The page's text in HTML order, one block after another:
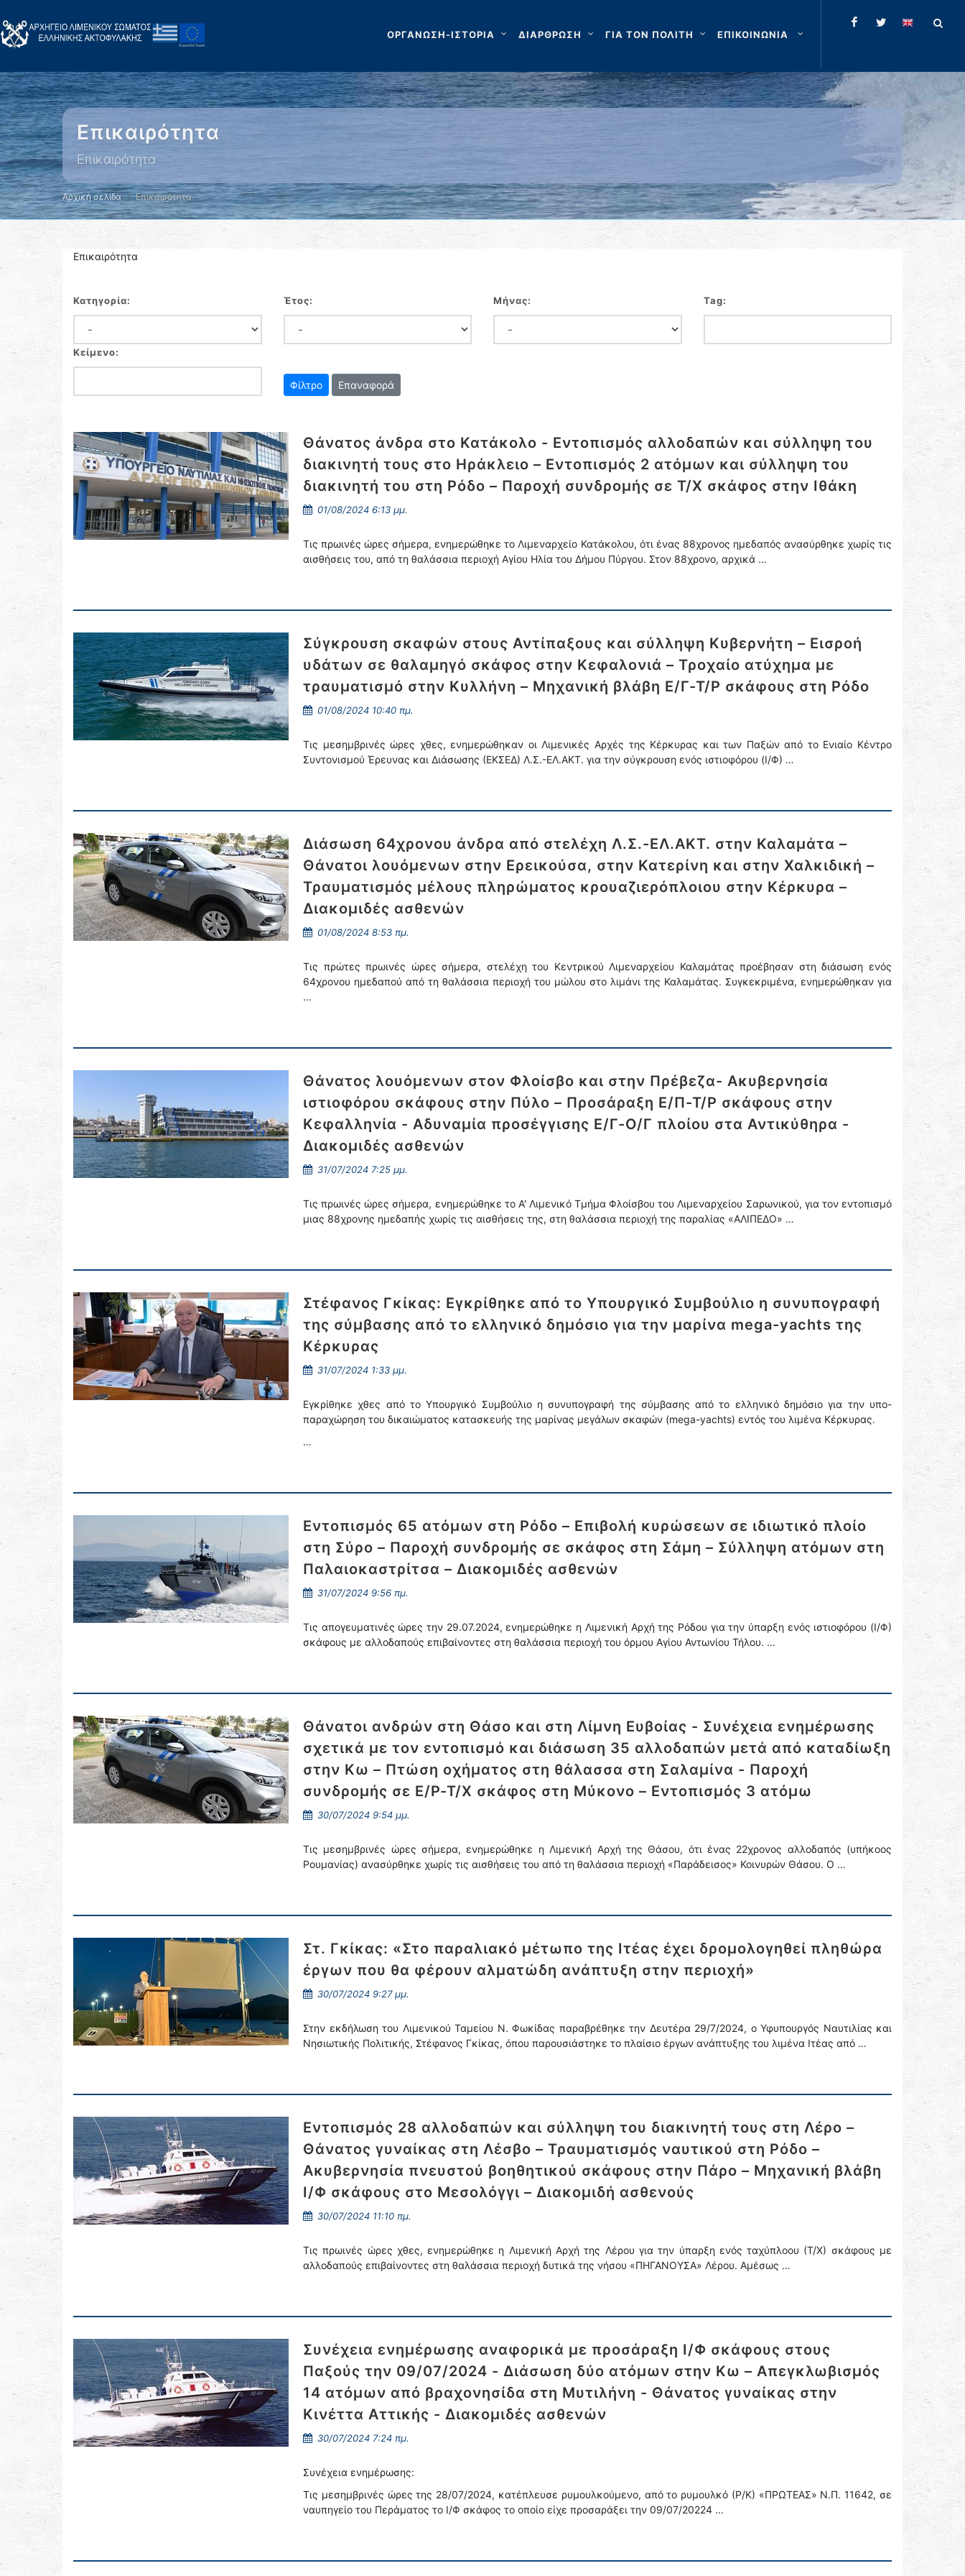
ΟΡΓΑΝΩΣΗ-ΙΣΤΟΡΙΑ ΔΙΑΡΘΡΩΣΗ ΓΙΑ ΤΟΝ ΠΟΛΙΤΗ ΕΠΙΚΟΙΝΩΝΙΑ
Επικαιρότητα
Επικαιρότητα
Αρχική σελίδα Επικαιρότητα
Επικαιρότητα
Κατηγορία: Έτος: Μήνας: Tag:
Κείμενο:
Επαναφορά
Θάνατος άνδρα στο Κατάκολο - Εντοπισμός αλλοδαπών και σύλληψη του
διακινητή τους στο Ηράκλειο – Εντοπισμός 2 ατόμων και σύλληψη του
διακινητή του στη Ρόδο – Παροχή συνδρομής σε Τ/Χ σκάφος στην Ιθάκη
01/08/2024 6:13 μμ.
Τις πρωινές ώρες σήμερα, ενημερώθηκε το Λιμεναρχείο Κατάκολου, ότι ένας 88χρονος ημεδαπός ανασύρθηκε χωρίς τις
αισθήσεις του, από τη θαλάσσια περιοχή Αγίου Ηλία του Δήμου Πύργου. Στον 88χρονο, αρχικά …
Σύγκρουση σκαφών στους Αντίπαξους και σύλληψη Κυβερνήτη – Εισροή
υδάτων σε θαλαμηγό σκάφος στην Κεφαλονιά – Τροχαίο ατύχημα με
τραυματισμό στην Κυλλήνη – Μηχανική βλάβη Ε/Γ-Τ/Ρ σκάφους στη Ρόδο
01/08/2024 10:40 πμ.
Τις μεσημβρινές ώρες χθες, ενημερώθηκαν οι Λιμενικές Αρχές της Κέρκυρας και των Παξών από το Ενιαίο Κέντρο
Συντονισμού Έρευνας και Διάσωσης (ΕΚΣΕΔ) Λ.Σ.-ΕΛ.ΑΚΤ. για την σύγκρουση ενός ιστιοφόρου (Ι/Φ) …
Διάσωση 64χρονου άνδρα από στελέχη Λ.Σ.-ΕΛ.ΑΚΤ. στην Καλαμάτα –
Θάνατοι λουόμενων στην Ερεικούσα, στην Κατερίνη και στην Χαλκιδική –
Τραυματισμός μέλους πληρώματος κρουαζιερόπλοιου στην Κέρκυρα –
Διακομιδές ασθενών
01/08/2024 8:53 πμ.
Τις πρώτες πρωινές ώρες σήμερα, στελέχη του Κεντρικού Λιμεναρχείου Καλαμάτας προέβησαν στη διάσωση ενός
64χρονου ημεδαπού από τη θαλάσσια περιοχή του μώλου στο λιμάνι της Καλαμάτας. Συγκεκριμένα, ενημερώθηκαν για
…
Θάνατος λουόμενων στον Φλοίσβο και στην Πρέβεζα- Ακυβερνησία
ιστιοφόρου σκάφους στην Πύλο – Προσάραξη Ε/Π-Τ/Ρ σκάφους στην
Κεφαλληνία - Αδυναμία προσέγγισης Ε/Γ-Ο/Γ πλοίου στα Αντικύθηρα -
Διακομιδές ασθενών
31/07/2024 7:25 μμ.
Τις πρωινές ώρες σήμερα, ενημερώθηκε το Α' Λιμενικό Τμήμα Φλοίσβου του Λιμεναρχείου Σαρωνικού, για τον εντοπισμό
μιας 88χρονης ημεδαπής χωρίς τις αισθήσεις της, στη θαλάσσια περιοχή της παραλίας «ΑΛΙΠΕΔΟ» …
Στέφανος Γκίκας: Εγκρίθηκε από το Υπουργικό Συμβούλιο η συνυπογραφή
της σύμβασης από το ελληνικό δημόσιο για την μαρίνα mega-yachts της
Κέρκυρας
31/07/2024 1:33 μμ.
Εγκρίθηκε χθες από το Υπουργικό Συμβούλιο η συνυπογραφή της σύμβασης από το ελληνικό δημόσιο για την υπο-
παραχώρηση του δικαιώματος κατασκευής της μαρίνας μεγάλων σκαφών (mega-yachts) εντός του λιμένα Κέρκυρας.
…
Εντοπισμός 65 ατόμων στη Ρόδο – Επιβολή κυρώσεων σε ιδιωτικό πλοίο
στη Σύρο – Παροχή συνδρομής σε σκάφος στη Σάμη – Σύλληψη ατόμων στη
Παλαιοκαστρίτσα – Διακομιδές ασθενών
31/07/2024 9:56 πμ.
Τις απογευματινές ώρες την 29.07.2024, ενημερώθηκε η Λιμενική Αρχή της Ρόδου για την ύπαρξη ενός ιστιοφόρου (Ι/Φ)
σκάφους με αλλοδαπούς επιβαίνοντες στη θαλάσσια περιοχή του όρμου Αγίου Αντωνίου Τήλου. …
Θάνατοι ανδρών στη Θάσο και στη Λίμνη Ευβοίας - Συνέχεια ενημέρωσης
σχετικά με τον εντοπισμό και διάσωση 35 αλλοδαπών μετά από καταδίωξη
στην Κω – Πτώση οχήματος στη θάλασσα στη Σαλαμίνα - Παροχή
συνδρομής σε Ε/Ρ-Τ/Χ σκάφος στη Μύκονο – Εντοπισμός 3 ατόμω
30/07/2024 9:54 μμ.
Τις μεσημβρινές ώρες σήμερα, ενημερώθηκε η Λιμενική Αρχή της Θάσου, ότι ένας 22χρονος αλλοδαπός (υπήκοος
Ρουμανίας) ανασύρθηκε χωρίς τις αισθήσεις του από τη θαλάσσια περιοχή «Παράδεισος» Κοινυρών Θάσου. Ο …
Στ. Γκίκας: «Στο παραλιακό μέτωπο της Ιτέας έχει δρομολογηθεί πληθώρα
έργων που θα φέρουν αλματώδη ανάπτυξη στην περιοχή»
30/07/2024 9:27 μμ.
Στην εκδήλωση του Λιμενικού Ταμείου Ν. Φωκίδας παραβρέθηκε την Δευτέρα 29/7/2024, ο Υφυπουργός Ναυτιλίας και
Νησιωτικής Πολιτικής, Στέφανος Γκίκας, όπου παρουσιάστηκε το πλαίσιο έργων ανάπτυξης του λιμένα Ιτέας από …
Εντοπισμός 28 αλλοδαπών και σύλληψη του διακινητή τους στη Λέρο –
Θάνατος γυναίκας στη Λέσβο – Τραυματισμός ναυτικού στη Ρόδο –
Ακυβερνησία πνευστού βοηθητικού σκάφους στην Πάρο – Μηχανική βλάβη
Ι/Φ σκάφους στο Μεσολόγγι – Διακομιδή ασθενούς
30/07/2024 11:10 πμ.
Τις πρωινές ώρες χθες, ενημερώθηκε η Λιμενική Αρχή της Λέρου για την ύπαρξη ενός ταχύπλοου (Τ/Χ) σκάφους με
αλλοδαπούς επιβαίνοντες στη θαλάσσια περιοχή δυτικά της νήσου «ΠΗΓΑΝΟΥΣΑ» Λέρου. Αμέσως …
Συνέχεια ενημέρωσης αναφορικά με προσάραξη Ι/Φ σκάφους στους
Παξούς την 09/07/2024 - Διάσωση δύο ατόμων στην Κω – Απεγκλωβισμός
14 ατόμων από βραχονησίδα στη Μυτιλήνη - Θάνατος γυναίκας στην
Κινέττα Αττικής - Διακομιδές ασθενών
30/07/2024 7:24 πμ.
Συνέχεια ενημέρωσης:
Τις μεσημβρινές ώρες της 28/07/2024, κατέπλευσε ρυμουλκούμενο, από το ρυμουλκό (Ρ/Κ) «ΠΡΩΤΕΑΣ» Ν.Π. 11642, σε
ναυπηγείο του Περάματος το Ι/Φ σκάφος το οποίο είχε προσαράξει την 09/07/20224 …